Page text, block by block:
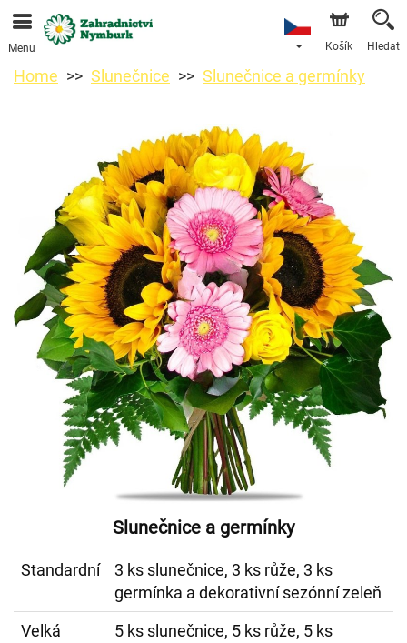
Objednávky přes e-shop přijímáme. Nejbližší možné
doručení je od 11.8.2026 z důvodu dovolené.
Menu Košík Hledat
Home Slunečnice Slunečnice a germínky
Slunečnice a germínky
Standardní
3 ks slunečnice, 3 ks růže, 3 ks
germínka a dekorativní sezónní zeleň
Velká
5 ks slunečnice, 5 ks růže, 5 ks